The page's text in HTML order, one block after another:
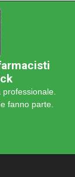
fanno parte.